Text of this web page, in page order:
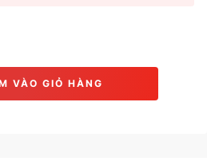
VÀO GIỎ HÀNG